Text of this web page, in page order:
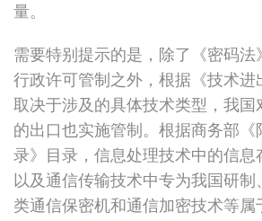
量。
需要特别提示的是，除了《密码法
行政许可管制之外，根据《技术进
取决于涉及的具体技术类型，我国
的出口也实施管制。根据商务部《
录》目录，信息处理技术中的信息
以及通信传输技术中专为我国研制
类通信保密机和通信加密技术等属